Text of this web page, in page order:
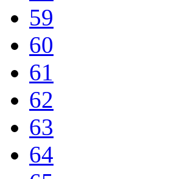
59
60
61
62
63
64